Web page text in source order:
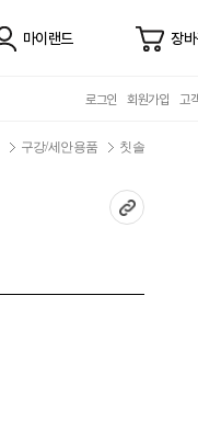
마이랜드 장
로그인 회원가입 고
구강/세안용품 칫솔